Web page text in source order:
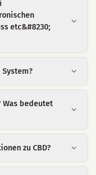
etc&#8230;
Was bedeutet
zu CBD?